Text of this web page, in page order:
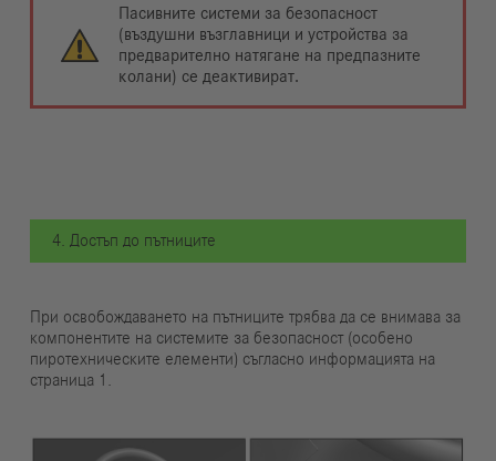
Пасивните системи за безопасност
(въздушни възглавници и устройства за
предварително натягане на предпазните
колани) се деактивират.
4. Достъп до пътниците
При освобождаването на пътниците трябва да се внимава за
компонентите на системите за безопасност (особено
пиротехническите елементи) съгласно информацията на
страница 1.